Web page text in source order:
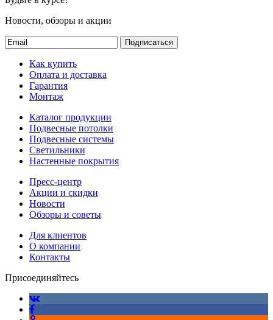
Новости, обзоры и акции
Подписаться
Как купить
Оплата и доставка
Гарантия
Монтаж
Каталог продукции
Подвесные потолки
Подвесные системы
Светильники
Настенные покрытия
Пресс-центр
Акции и скидки
Новости
Обзоры и советы
Для клиентов
О компании
Контакты
Присоединяйтесь